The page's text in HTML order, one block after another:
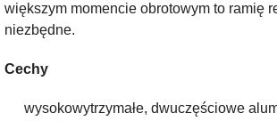
większym momencie obrotowym to ramię
niezbędne.
Cechy
wysokowytrzymałe, dwuczęściowe